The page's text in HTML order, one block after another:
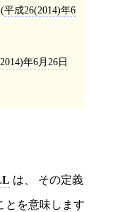
(平成26(2014)年6
年6月26日
は、 その定義
とを意味します